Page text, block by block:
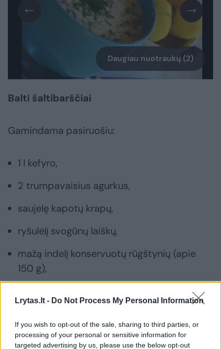
Lrytas.lt - Do Not Process My Personal Information
If you wish to opt-out of the sale, sharing to third parties, or
processing of your personal or sensitive information for
targeted advertising by us, please use the below opt-out
Daugiau nuotraukų (2)
Balti šaltibarščiai
Gamindama pasiruošiu:
1 l kefyro,
2 trumpavaisius agurkus,
saujelę kapotų krapų,
ryšulėlį svogūnų laiškų,
mažą indelį konservuotų rūgštynių (apie
150 g),
Susiję straipsniai